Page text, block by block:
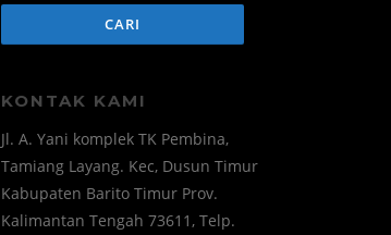
KONTAK KAMI
Jl. A. Yani komplek TK Pembina,
Tamiang Layang. Kec, Dusun Timur
Kabupaten Barito Timur Prov.
Kalimantan Tengah 73611, Telp.